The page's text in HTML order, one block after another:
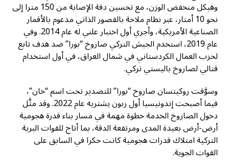
وهيكل منخفض الوزن، مع تحسين دقة الإصابة من 150 مترا إلى
نحو 10 أمتار، عبر نظام ملاحة بالقصور الذاتي مدعوم بالأقمار
الصناعية الأمريكية، وأجري أول اختبار علني له عام 2014. وفي
عام 2019، استخدم الجيش التركي صاروخ “بورا” ضد هدف تابع
لحزب العمال الكردستاني في شمال العراق، في أول استخدام
قتالي لصاروخ باليستي تركي.
وسوَّقت روكيتسان صاروخ “بورا” للتصدير تحت اسم “خان”،
فيما أصبحت إندونيسيا أول زبون يشتريه عام 2022. وقد مثَّل
دخول الصاروخ الخدمة خطوة مهمة في مسار بناء قدرة هجومية
أرض-أرض بعيدة المدى ومرتفعة الدقة، بما أتاح للقوات البرية
التركية امتلاك قدرات هجومية كانت حكرا في السابق على
القوات الجوية.